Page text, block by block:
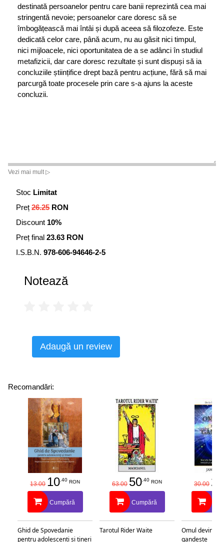
destinată persoanelor pentru care banii reprezintă cea mai
stringentă nevoie; persoanelor care doresc să se
îmbogățească mai întâi și după aceea să filozofeze. Este
dedicată celor care, până acum, nu au găsit nici timpul,
nici mijloacele, nici oportunitatea de a se adânci în studiul
metafizicii, dar care doresc rezultate și sunt dispuși să ia
concluziile științifice drept bază pentru acțiune, fără să mai
parcurgă toate procesele prin care s-a ajuns la aceste
concluzii.
Vezi mai mult ▷
Stoc Limitat
Preț 26.25 RON
Discount 10%
Preț final 23.63 RON
I.S.B.N. 978-606-94646-2-5
Notează
Adaugă un review
Recomandări:
13.00 10.40 RON
Cumpără
Ghid de Spovedanie
pentru adolescenti si tineri
63.00 50.40 RON
Cumpără
Tarotul Rider Waite
30.00 25
Omul devine
gandeste